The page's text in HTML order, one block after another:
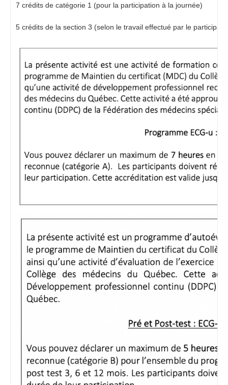
7 crédits de catégorie 1 (pour la participation à la journée)
5 crédits de la section 3 (selon le travail effectué par le